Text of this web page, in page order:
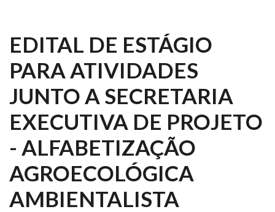
EDITAL DE ESTÁGIO
PARA ATIVIDADES
JUNTO A SECRETARIA
EXECUTIVA DE PROJETO
- ALFABETIZAÇÃO
AGROECOLÓGICA
AMBIENTALISTA